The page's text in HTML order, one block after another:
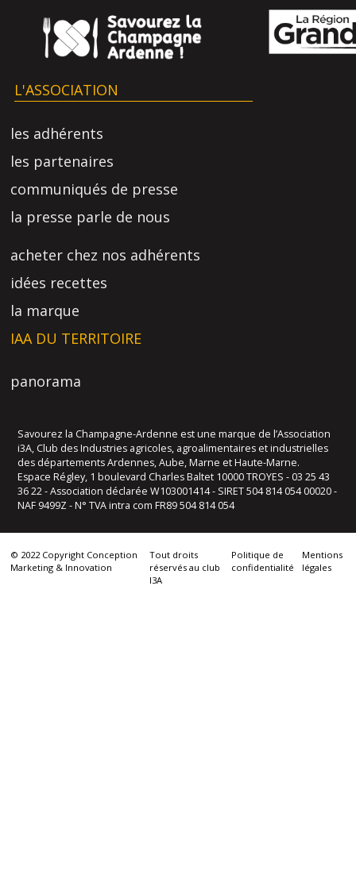
L'ASSOCIATION
les adhérents
les partenaires
communiqués de presse
la presse parle de nous
acheter chez nos adhérents
idées recettes
la marque
IAA DU TERRITOIRE
panorama
Savourez la Champagne-Ardenne est une marque de l’Association
i3A, Club des Industries agricoles, agroalimentaires et industrielles
des départements Ardennes, Aube, Marne et Haute-Marne.
Espace Régley, 1 boulevard Charles Baltet 10000 TROYES - 03 25 43
36 22 - Association déclarée W103001414 - SIRET 504 814 054 00020 -
NAF 9499Z - N° TVA intra com FR89 504 814 054
© 2022 Copyright Conception
Marketing & Innovation
Tout droits
réservés au club
I3A
Politique de
confidentialité
Mentions
légales